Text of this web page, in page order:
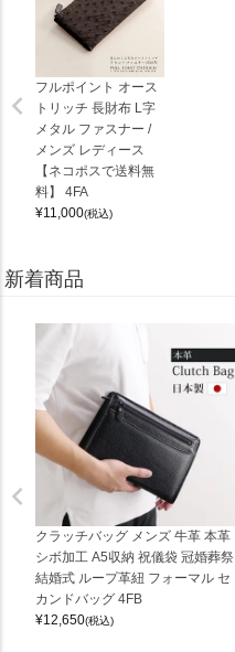
フルポイント オース
トリッチ 長財布 L字
メタル ファスナー /
メンズ レディース
【ネコポスで送料無
料】 4FA
¥11,000(税込)
新着商品
クラッチバッグ メンズ 牛革 本革
シボ加工 A5収納 祝儀袋 冠婚葬祭
結婚式 ループ革紐 フォーマル セ
カンドバッグ 4FB
¥12,650(税込)